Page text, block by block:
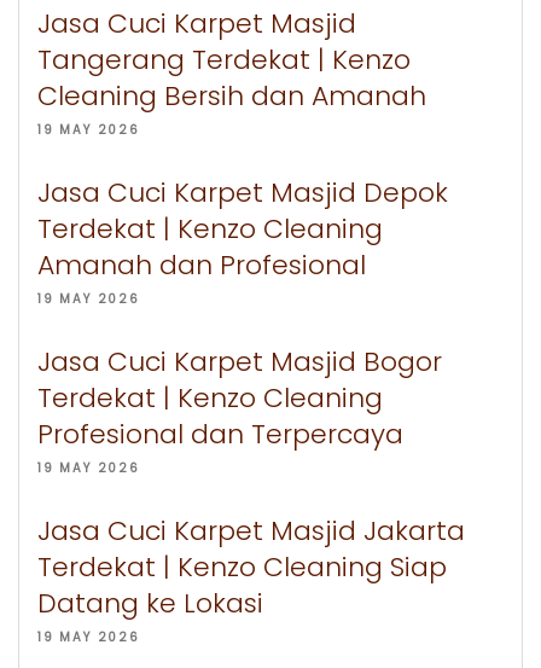
Jasa Cuci Karpet Masjid
Tangerang Terdekat | Kenzo
Cleaning Bersih dan Amanah
19 MAY 2026
Jasa Cuci Karpet Masjid Depok
Terdekat | Kenzo Cleaning
Amanah dan Profesional
19 MAY 2026
Jasa Cuci Karpet Masjid Bogor
Terdekat | Kenzo Cleaning
Profesional dan Terpercaya
19 MAY 2026
Jasa Cuci Karpet Masjid Jakarta
Terdekat | Kenzo Cleaning Siap
Datang ke Lokasi
19 MAY 2026